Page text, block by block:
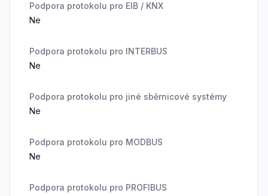
Podpora protokolu pro EIB / KNX
Ne
Podpora protokolu pro INTERBUS
Ne
Podpora protokolu pro jiné sběrnicové systémy
Ne
Podpora protokolu pro MODBUS
Ne
Podpora protokolu pro PROFIBUS